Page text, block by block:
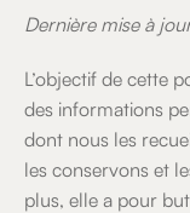
Dernière mise à
L’objectif de cette
des informations
dont nous les
les conservons et
plus, elle a pour